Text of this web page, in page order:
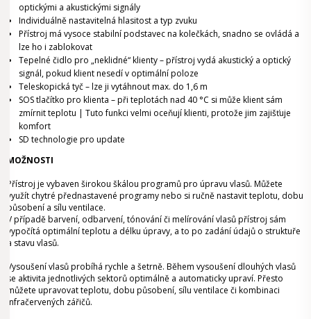
optickými a akustickými signály
Individuálně nastavitelná hlasitost a typ zvuku
Přístroj má vysoce stabilní podstavec na kolečkách, snadno se ovládá a
lze ho i zablokovat
Tepelné čidlo pro „neklidné“ klienty – přístroj vydá akustický a optický
signál, pokud klient nesedí v optimální poloze
Teleskopická tyč – lze ji vytáhnout max. do 1,6 m
SOS tlačítko pro klienta – při teplotách nad 40 °C si může klient sám
zmírnit teplotu | Tuto funkci velmi oceňují klienti, protože jim zajišťuje
komfort
SD technologie pro update
MOŽNOSTI
Přístroj je vybaven širokou škálou programů pro úpravu vlasů. Můžete
využít chytré přednastavené programy nebo si ručně nastavit teplotu, dobu
působení a sílu ventilace.
V případě barvení, odbarvení, tónování či melírování vlasů přístroj sám
vypočítá optimální teplotu a délku úpravy, a to po zadání údajů o struktuře
a stavu vlasů.
Vysoušení vlasů probíhá rychle a šetrně. Během vysoušení dlouhých vlasů
se aktivita jednotlivých sektorů optimálně a automaticky upraví. Přesto
můžete upravovat teplotu, dobu působení, sílu ventilace či kombinaci
infračervených zářičů.